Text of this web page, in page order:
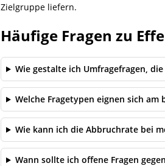
Zielgruppe liefern.
Häufige Fragen zu
Wie gestalte ich Umfragefragen,
Welche Fragetypen eignen sich am
Wie kann ich die Abbruchrate bei
Wann sollte ich offene Fragen